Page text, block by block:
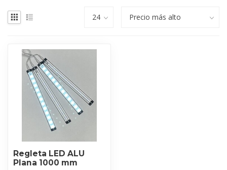
Regleta LED ALU
Plana 1000 mm